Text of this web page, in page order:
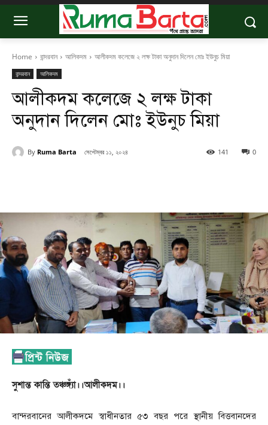
Home বান্দরবান আলিকদম আলীকদম কলেজে ২ লক্ষ টাকা অনুদান দিলেন মোঃ ইউনুচ মিয়া
বান্দরবান আলিকদম
আলীকদম কলেজে ২ লক্ষ টাকা
অনুদান দিলেন মোঃ ইউনুচ মিয়া
By Ruma Barta সেপ্টেম্বর ১১, ২০২৪ 0
141
সুশান্ত কান্তি তঞ্চঙ্গ্যাঁ।।আলীকদম।।
বান্দরবানের আলীকদমে স্বাধীনতার ৫৩ বছর পরে স্থানীয় বিত্তবানদের